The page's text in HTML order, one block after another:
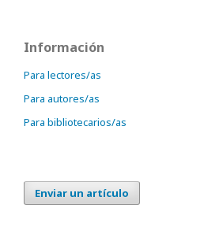
Información
Para lectores/as
Para autores/as
Para bibliotecarios/as
Enviar un artículo